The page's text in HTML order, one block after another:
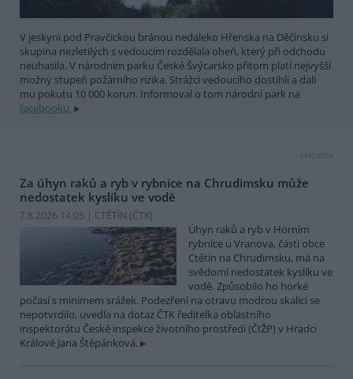
V jeskyni pod Pravčickou bránou nedaleko Hřenska na Děčínsku si
skupina nezletilých s vedoucím rozdělala oheň, který při odchodu
neuhasila. V národním parku České Švýcarsko přitom platí nejvyšší
možný stupeň požárního rizika. Strážci vedoucího dostihli a dali
mu pokutu 10 000 korun. Informoval o tom národní park na
facebooku.
reklama
Za úhyn raků a ryb v rybníce na Chrudimsku může
nedostatek kyslíku ve vodě
7.8.2026 14:05 | CTĚTÍN (ČTK)
Úhyn raků a ryb v Horním
rybníce u Vranova, části obce
Ctětín na Chrudimsku, má na
svědomí nedostatek kyslíku ve
vodě. Způsobilo ho horké
počasí s minimem srážek. Podezření na otravu modrou skalicí se
nepotvrdilo, uvedla na dotaz ČTK ředitelka oblastního
inspektorátu České inspekce životního prostředí (ČIŽP) v Hradci
Králové Jana Štěpánková.